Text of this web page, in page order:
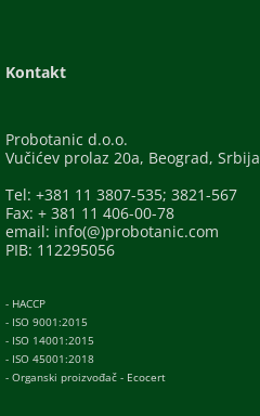
Kontakt
Probotanic d.o.o.
Vučićev prolaz 20a, Beograd, Srbija
Tel: +381 11 3807-535; 3821-567
Fax: + 381 11 406-00-78
email: info(@)probotanic.com
PIB: 112295056
- HACCP
- ISO 9001:2015
- ISO 14001:2015
- ISO 45001:2018
- Organski proizvođač - Ecocert